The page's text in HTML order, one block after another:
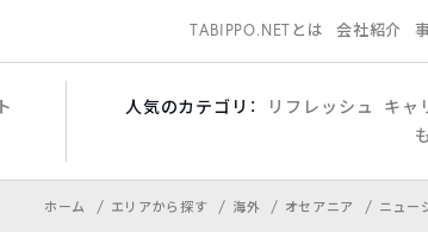
TABIPPO.NETとは 会社紹介
人気のカテゴリ： リフレッシュ キャ
ホーム エリアから探す 海外 オセアニア ニュー